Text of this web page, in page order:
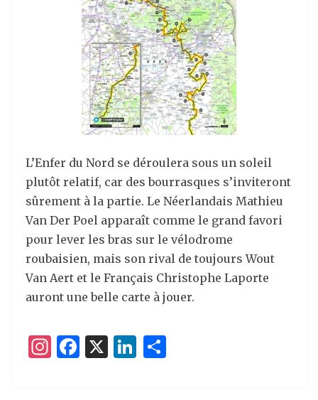
L’Enfer du Nord se déroulera sous un soleil
plutôt relatif, car des bourrasques s’inviteront
sûrement à la partie. Le Néerlandais Mathieu
Van Der Poel apparaît comme le grand favori
pour lever les bras sur le vélodrome
roubaisien, mais son rival de toujours Wout
Van Aert et le Français Christophe Laporte
auront une belle carte à jouer.
I
F
X
Li